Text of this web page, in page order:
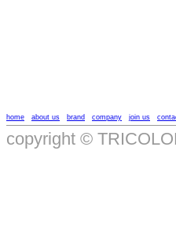
home about us brand company join us
copyright ©